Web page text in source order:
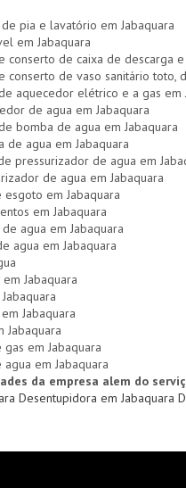
pia e lavatório em Jabaquara
em Jabaquara
conserto de caixa de descarga
conserto de vaso sanitário toto,
aquecedor elétrico e a gas em
de agua em Jabaquara
bomba de agua em Jabaquara
de agua em Jabaquara
pressurizador de agua em
de agua em Jabaquara
em Jabaquara
em Jabaquara
agua em Jabaquara
agua em Jabaquara
Jabaquara
Jabaquara
Jabaquara
em Jabaquara
em Jabaquara
da empresa alem do
Desentupidora em Jabaquara